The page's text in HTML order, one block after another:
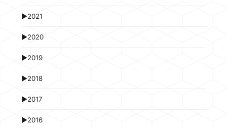
►2021
►2020
►2019
►2018
►2017
►2016